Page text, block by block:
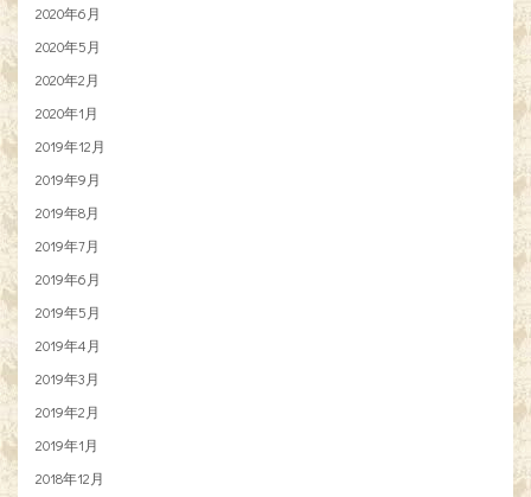
2020年6月
2020年5月
2020年2月
2020年1月
2019年12月
2019年9月
2019年8月
2019年7月
2019年6月
2019年5月
2019年4月
2019年3月
2019年2月
2019年1月
2018年12月